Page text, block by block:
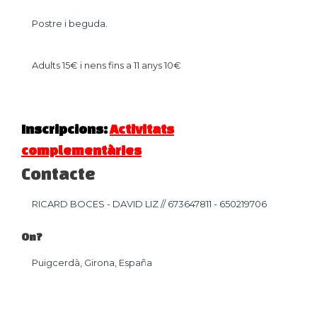
Postre i beguda.
Adults 15€ i nens fins a 11 anys 10€
Inscripcions:Activitats
complementàries
Contacte
RICARD BOCES - DAVID LIZ // 673647811 - 650219706
On?
Puigcerdà, Girona, España